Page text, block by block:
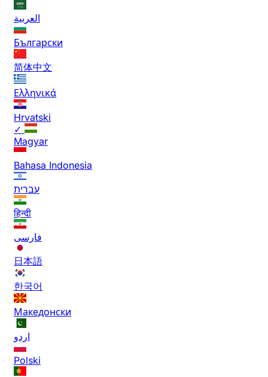
العربية
Български
简体中文
Ελληνικά
Hrvatski
✓
Magyar
Bahasa Indonesia
עברית
हिन्दी
فارسی
日本語
한국어
Македонски
اردو
Polski